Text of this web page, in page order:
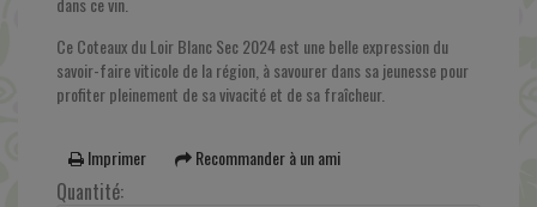
Ce Coteaux du Loir Blanc Sec 2024 est une belle expression du
savoir-faire viticole de la région, à savourer dans sa jeunesse pour
profiter pleinement de sa vivacité et de sa fraîcheur.
Imprimer Recommander à un ami
Quantité: